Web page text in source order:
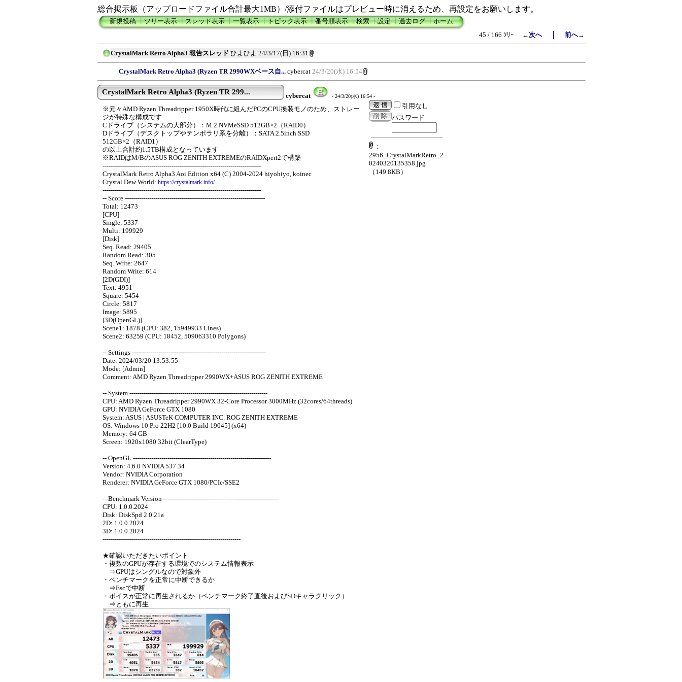
総合掲示板（アップロードファイル合計最大1MB）/添付ファイルはプレビュー時に消えるため、再設定をお願いします。
新規投稿┃ツリー表示┃スレッド表示┃一覧表示┃トピック表示┃番号順表示┃検索┃設定┃過去ログ┃ホーム
45 / 166 ﾂﾘｰ
←次へ｜ 前へ→
CrystalMark Retro Alpha3 報告スレッド ひよひよ 24/3/17(日) 16:31
CrystalMark Retro Alpha3 (Ryzen TR 2990WXベース自... cybercat 24/3/20(水) 16:54
CrystalMark Retro Alpha3 (Ryzen TR 299... cybercat - 24/3/20(水) 16:54 -
※元々AMD Ryzen Threadripper 1950X時代に組んだPCのCPU換装モノのため、ストレー
ジが特殊な構成です
Cドライブ（システムの大部分）：M.2 NVMeSSD 512GB×2（RAID0）
Dドライブ（デスクトップやテンポラリ系を分離）：SATA 2.5inch SSD
512GB×2（RAID1）
の以上合計約1.5TB構成となっています
※RAIDはM/BのASUS ROG ZENITH EXTREMEのRAIDXpert2で構築
------------------------------------------------------------------------------
CrystalMark Retro Alpha3 Aoi Edition x64 (C) 2004-2024 hiyohiyo, koinec
Crystal Dew World: https://crystalmark.info/
------------------------------------------------------------------------------
-- Score ---------------------------------------------------------------------
Total: 12473
[CPU]
Single: 5337
Multi: 199929
[Disk]
Seq. Read: 29405
Random Read: 305
Seq. Write: 2647
Random Write: 614
[2D(GDI)]
Text: 4951
Square: 5454
Circle: 5817
Image: 5895
[3D(OpenGL)]
Scene1: 1878 (CPU: 382, 15949933 Lines)
Scene2: 63259 (CPU: 18452, 509063310 Polygons)
-- Settings ------------------------------------------------------------------
Date: 2024/03/20 13:53:55
Mode: [Admin]
Comment: AMD Ryzen Threadripper 2990WX+ASUS ROG ZENITH EXTREME
-- System --------------------------------------------------------------------
CPU: AMD Ryzen Threadripper 2990WX 32-Core Processor 3000MHz (32cores/64threads)
GPU: NVIDIA GeForce GTX 1080
System: ASUS | ASUSTeK COMPUTER INC. ROG ZENITH EXTREME
OS: Windows 10 Pro 22H2 [10.0 Build 19045] (x64)
Memory: 64 GB
Screen: 1920x1080 32bit (ClearType)
-- OpenGL --------------------------------------------------------------------
Version: 4.6.0 NVIDIA 537.34
Vendor: NVIDIA Corporation
Renderer: NVIDIA GeForce GTX 1080/PCIe/SSE2
-- Benchmark Version ---------------------------------------------------------
CPU: 1.0.0.2024
Disk: DiskSpd 2.0.21a
2D: 1.0.0.2024
3D: 1.0.0.2024
--------------------------------------------------------------------
★確認いただきたいポイント
・複数のGPUが存在する環境でのシステム情報表示
⇒GPUはシングルなので対象外
・ベンチマークを正常に中断できるか
⇒Escで中断
・ボイスが正常に再生されるか（ベンチマーク終了直後およびSDキャラクリック）
⇒ともに再生
引用なし
パスワード
：
2956_CrystalMarkRetro_2
0240320135358.jpg
（149.8KB）